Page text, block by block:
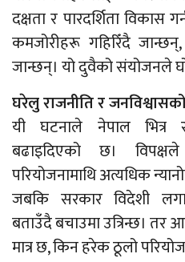
दक्षता र पारदर्शिता
कमजोरीहरू गहिरिँदै
जान्छन्। यो दुवैको संयोजनले
घरेलु राजनीति र
यी घटनाले नेपाल भित्र
बढाइदिएको छ।
परियोजनामाथि अत्यधिक
जबकि सरकार विदेशी
बताउँदै बचाउमा उत्रिन्छ। तर
मात्र छ, किन हरेक ठूलो